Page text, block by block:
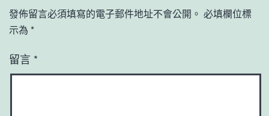
發佈留言必須填寫的電子郵件地址不會公開。 必填欄位標
示為 *
留言 *